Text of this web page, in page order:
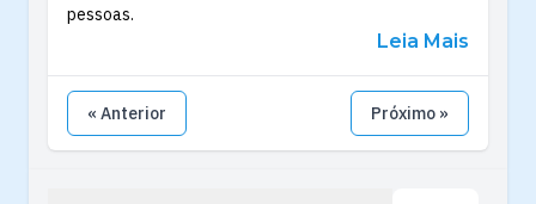
pessoas.
Leia Mais
« Anterior Próximo »